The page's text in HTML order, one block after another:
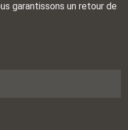
garantissons un retour de